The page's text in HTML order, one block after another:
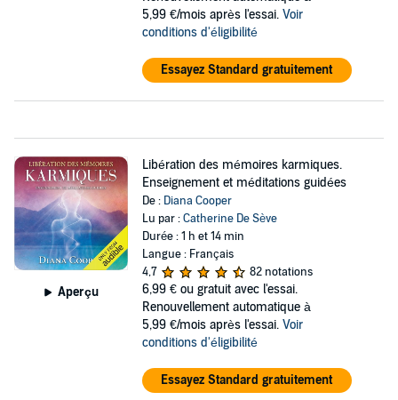
5,99 €/mois après l'essai. Voir
conditions d'éligibilité
Essayez Standard gratuitement
Aperçu
Libération des mémoires karmiques.
Enseignement et méditations guidées
De : Diana Cooper
Lu par :Catherine De Sève
Durée : 1 h et 14 min
Langue : Français
4,7
82 notations
6,99 € ou gratuit avec l'essai.
Renouvellement automatique à
5,99 €/mois après l'essai. Voir
conditions d'éligibilité
Essayez Standard gratuitement